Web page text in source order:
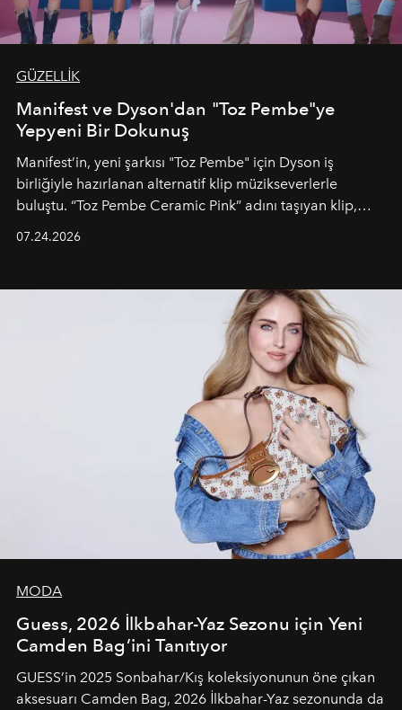
GÜZELLİK
Manifest ve Dyson'dan "Toz Pembe"ye
Yepyeni Bir Dokunuş
Manifest’in, yeni şarkısı "Toz Pembe" için Dyson iş
birliğiyle hazırlanan alternatif klip müzikseverlerle
buluştu. “Toz Pembe Ceramic Pink” adını taşıyan klip,
unsurlarından biri olarak öne çıkıyor.
07.24.2026
MODA
Guess, 2026 İlkbahar-Yaz Sezonu için Yeni
Camden Bag’ini Tanıtıyor
GUESS’in 2025 Sonbahar/Kış koleksiyonunun öne çıkan
aksesuarı Camden Bag, 2026 İlkbahar-Yaz sezonunda da